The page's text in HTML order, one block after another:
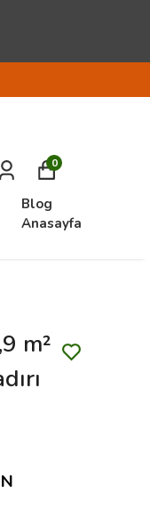
Blog
Anasayfa
0
m²